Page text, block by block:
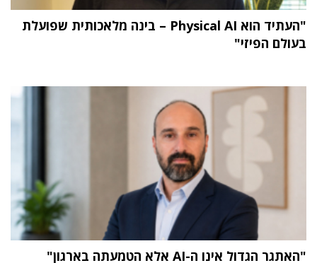
"העתיד הוא Physical AI – בינה מלאכותית שפועלת
בעולם הפיזי"
"האתגר הגדול אינו ה-AI אלא הטמעתה בארגון"